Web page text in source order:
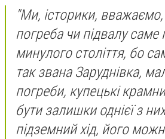
"Ми, історики,
погреба чи підвалу саме
минулого століття, бо
так звана Заруднівка,
погреби, купецькі
бути залишки однієї з
підземний хід, його